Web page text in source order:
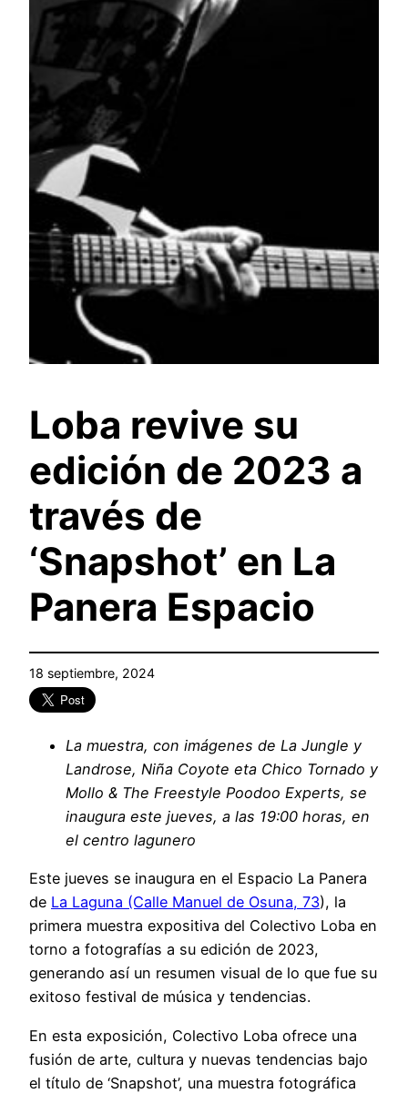
Loba revive su
edición de 2023 a
través de
‘Snapshot’ en La
Panera Espacio
18 septiembre, 2024
La muestra, con imágenes de La Jungle y
Landrose, Niña Coyote eta Chico Tornado y
Mollo & The Freestyle Poodoo Experts, se
inaugura este jueves, a las 19:00 horas, en
el centro lagunero
Este jueves se inaugura en el Espacio La Panera
de La Laguna (Calle Manuel de Osuna, 73), la
primera muestra expositiva del Colectivo Loba en
torno a fotografías a su edición de 2023,
generando así un resumen visual de lo que fue su
exitoso festival de música y tendencias.
En esta exposición, Colectivo Loba ofrece una
fusión de arte, cultura y nuevas tendencias bajo
el título de ‘Snapshot’, una muestra fotográfica